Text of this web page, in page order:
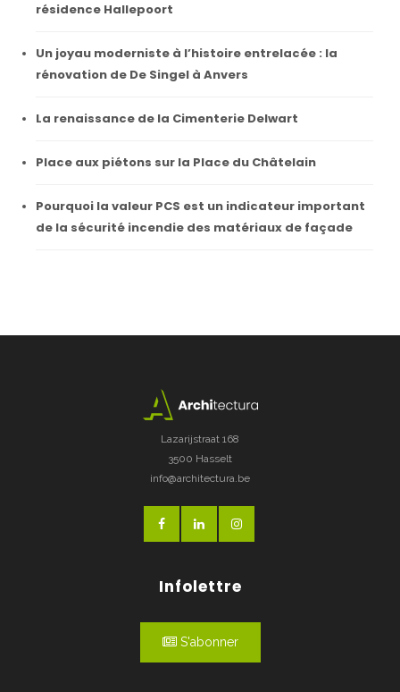
résidence Hallepoort
Un joyau moderniste à l’histoire entrelacée : la
rénovation de De Singel à Anvers
La renaissance de la Cimenterie Delwart
Place aux piétons sur la Place du Châtelain
Pourquoi la valeur PCS est un indicateur important
de la sécurité incendie des matériaux de façade
Lazarijstraat 168
3500 Hasselt
info@architectura.be
Infolettre
S'abonner